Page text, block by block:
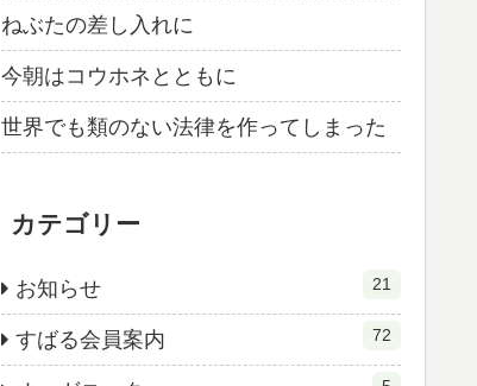
ねぶたの差し入れに
今朝はコウホネとともに
世界でも類のない法律を作ってしまった
カテゴリー
お知らせ 21
すばる会員案内 72